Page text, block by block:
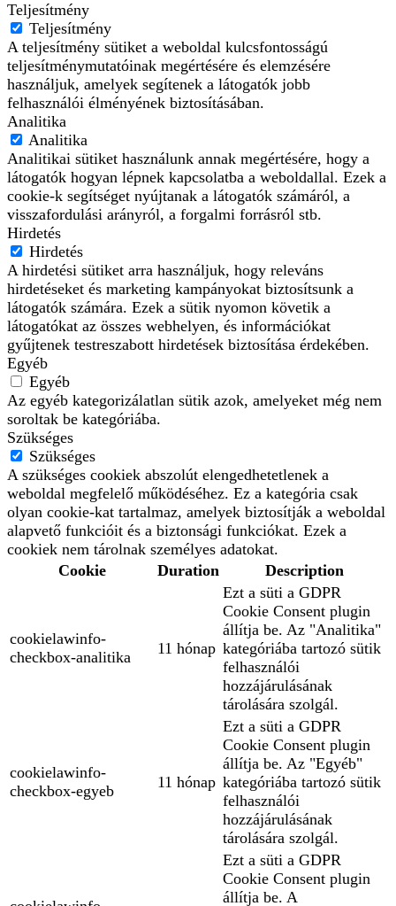
Teljesítmény
Teljesítmény
A teljesítmény sütiket a weboldal kulcsfontosságú
teljesítménymutatóinak megértésére és elemzésére
használjuk, amelyek segítenek a látogatók jobb
felhasználói élményének biztosításában.
Analitika
Analitika
Analitikai sütiket használunk annak megértésére, hogy a
látogatók hogyan lépnek kapcsolatba a weboldallal. Ezek a
cookie-k segítséget nyújtanak a látogatók számáról, a
visszafordulási arányról, a forgalmi forrásról stb.
Hirdetés
Hirdetés
A hirdetési sütiket arra használjuk, hogy releváns
hirdetéseket és marketing kampányokat biztosítsunk a
látogatók számára. Ezek a sütik nyomon követik a
látogatókat az összes webhelyen, és információkat
gyűjtenek testreszabott hirdetések biztosítása érdekében.
Egyéb
Egyéb
Az egyéb kategorizálatlan sütik azok, amelyeket még nem
soroltak be kategóriába.
Szükséges
Szükséges
A szükséges cookiek abszolút elengedhetetlenek a
weboldal megfelelő működéséhez. Ez a kategória csak
olyan cookie-kat tartalmaz, amelyek biztosítják a weboldal
alapvető funkcióit és a biztonsági funkciókat. Ezek a
cookiek nem tárolnak személyes adatokat.
Cookie
Duration Description
cookielawinfo-
checkbox-analitika
11 hónap
Ezt a süti a GDPR
Cookie Consent plugin
állítja be. Az "Analitika"
kategóriába tartozó sütik
felhasználói
hozzájárulásának
tárolására szolgál.
cookielawinfo-
checkbox-egyeb
11 hónap
Ezt a süti a GDPR
Cookie Consent plugin
állítja be. Az "Egyéb"
kategóriába tartozó sütik
felhasználói
hozzájárulásának
tárolására szolgál.
Ezt a süti a GDPR
Cookie Consent plugin
állítja be. A